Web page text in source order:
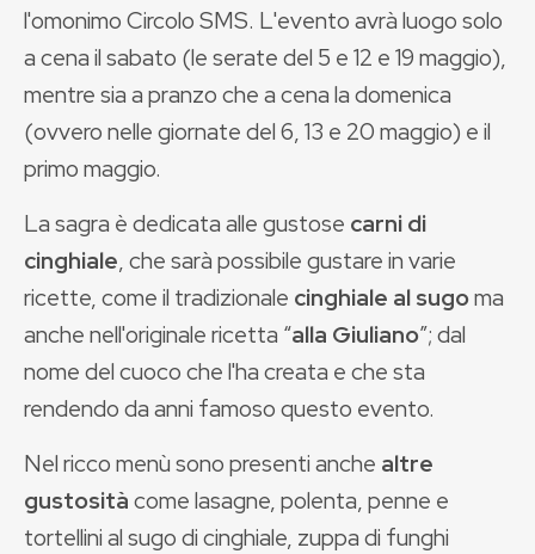
l'omonimo Circolo SMS. L'evento avrà luogo solo
a cena il sabato (le serate del 5 e 12 e 19 maggio),
mentre sia a pranzo che a cena la domenica
(ovvero nelle giornate del 6, 13 e 20 maggio) e il
primo maggio.
La sagra è dedicata alle gustose carni di
cinghiale, che sarà possibile gustare in varie
ricette, come il tradizionale cinghiale al sugoma
anche nell'originale ricetta “alla Giuliano”; dal
nome del cuoco che l'ha creata e che sta
rendendo da anni famoso questo evento.
Nel ricco menù sono presenti anche altre
gustositàcome lasagne, polenta, penne e
tortellini al sugo di cinghiale, zuppa di funghi